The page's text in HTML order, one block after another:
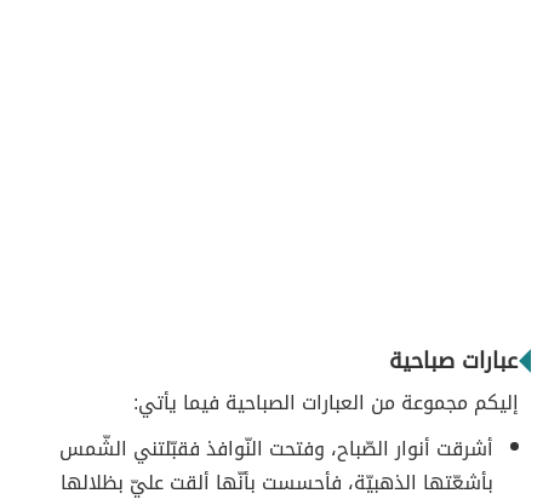
عبارات صباحية
إليكم مجموعة من العبارات الصباحية فيما يأتي:
أشرقت أنوار الصّباح، وفتحت النّوافذ فقبّلتني الشّمس
بأشعّتها الذهبيّة، فأحسست بأنّها ألقت عليّ بظلالها